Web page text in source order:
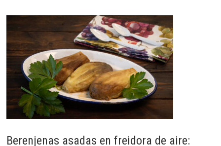
Berenjenas asadas en freidora de aire: